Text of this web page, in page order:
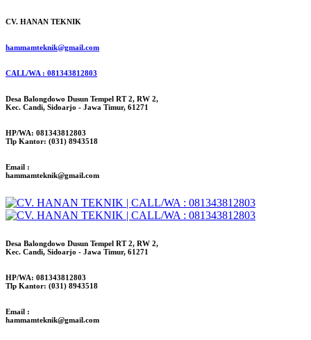
CV. HANAN TEKNIK
hammamteknik@gmail.com
CALL/WA : 081343812803
Desa Balongdowo Dusun Tempel RT 2, RW 2,
Kec. Candi, Sidoarjo - Jawa Timur, 61271
HP/WA: 081343812803
Tlp Kantor: (031) 8943518
Email :
hammamteknik@gmail.com
Desa Balongdowo Dusun Tempel RT 2, RW 2,
Kec. Candi, Sidoarjo - Jawa Timur, 61271
HP/WA: 081343812803
Tlp Kantor: (031) 8943518
Email :
hammamteknik@gmail.com